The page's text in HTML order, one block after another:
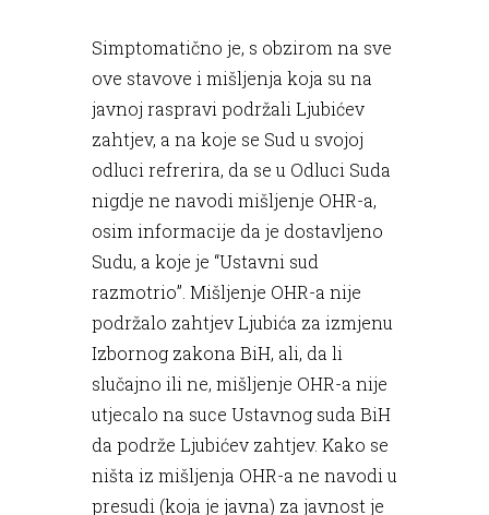
Simptomatično je, s obzirom na sve
ove stavove i mišljenja koja su na
javnoj raspravi podržali Ljubićev
zahtjev, a na koje se Sud u svojoj
odluci refrerira, da se u Odluci Suda
nigdje ne navodi mišljenje OHR-a,
osim informacije da je dostavljeno
Sudu, a koje je “Ustavni sud
razmotrio”. Mišljenje OHR-a nije
podržalo zahtjev Ljubića za izmjenu
Izbornog zakona BiH, ali, da li
slučajno ili ne, mišljenje OHR-a nije
utjecalo na suce Ustavnog suda BiH
da podrže Ljubićev zahtjev. Kako se
ništa iz mišljenja OHR-a ne navodi u
presudi (koja je javna) za javnost je